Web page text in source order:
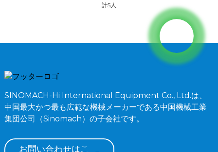
計5人
SINOMACH-Hi International Equipment Co., Ltd.は、
中国最大かつ最も広範な機械メーカーである中国機械工業
集団公司（Sinomach）の子会社です。
お問い合わせはこ